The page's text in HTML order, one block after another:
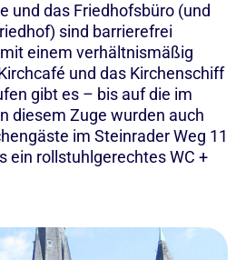
und das Friedhofsbüro (und
sind barrierefrei
einem verhältnismäßig
und das Kirchenschiff
gibt es – bis auf die im
diesem Zuge wurden auch
im Steinrader Weg 11
ein rollstuhlgerechtes WC +